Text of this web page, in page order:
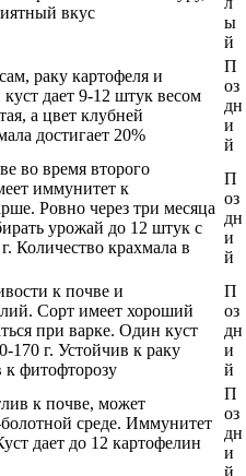
вкус
ы
й
раку картофеля и
дает 9-12 штук весом
а цвет клубней
достигает 20%
П
оз
дн
и
й
во время второго
иммунитет к
Ровно через три месяца
урожай до 12 штук с
Количество крахмала в
П
оз
дн
и
й
к почве и
Сорт имеет хороший
при варке. Один куст
170 г. Устойчив к раку
к фитофторозу
П
оз
дн
и
й
к почве, может
среде. Иммунитет
дает до 12 картофелин
П
оз
дн
и